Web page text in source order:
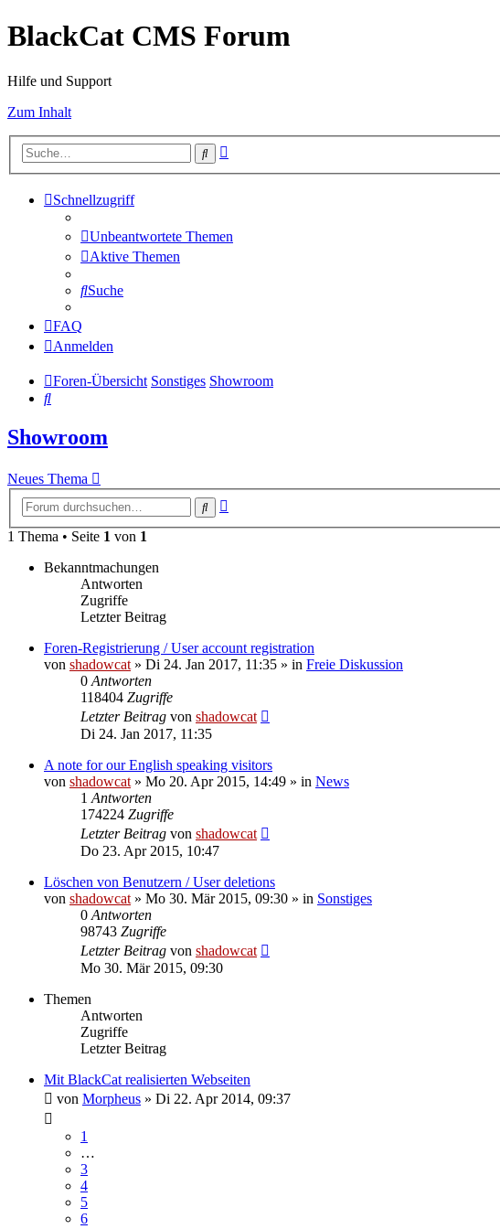
BlackCat CMS Forum
Hilfe und Support
Zum Inhalt
Suche
Schnellzugriff
Unbeantwortete Themen
Aktive Themen
Suche
FAQ
Anmelden
Foren-Übersicht Sonstiges Showroom
Suche
Showroom
Neues Thema
Suche
1 Thema • Seite 1 von 1
Bekanntmachungen
Antworten
Zugriffe
Letzter Beitrag
Foren-Registrierung / User account registration
von shadowcat » Di 24. Jan 2017, 11:35 » in Freie Diskussion
0 Antworten
118404 Zugriffe
Letzter Beitrag von shadowcat
Di 24. Jan 2017, 11:35
A note for our English speaking visitors
von shadowcat » Mo 20. Apr 2015, 14:49 » in News
1 Antworten
174224 Zugriffe
Letzter Beitrag von shadowcat
Do 23. Apr 2015, 10:47
Löschen von Benutzern / User deletions
von shadowcat » Mo 30. Mär 2015, 09:30 » in Sonstiges
0 Antworten
98743 Zugriffe
Letzter Beitrag von shadowcat
Mo 30. Mär 2015, 09:30
Themen
Antworten
Zugriffe
Letzter Beitrag
Mit BlackCat realisierten Webseiten
von Morpheus » Di 22. Apr 2014, 09:37
1
…
3
4
5
6